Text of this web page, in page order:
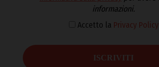
informazioni.
Accetto la Privacy Policy